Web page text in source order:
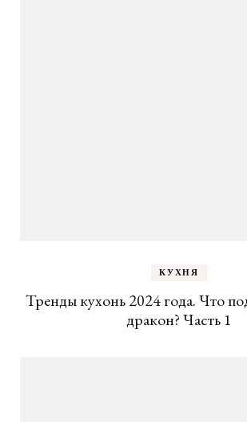
КУХНЯ
Тренды кухонь 2024 года. Что
дракон? Часть 1